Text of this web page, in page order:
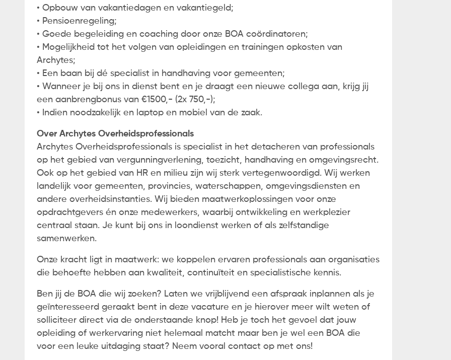
• Opbouw van vakantiedagen en vakantiegeld;
• Pensioenregeling;
• Goede begeleiding en coaching door onze BOA coördinatoren;
• Mogelijkheid tot het volgen van opleidingen en trainingen opkosten van
Archytes;
• Een baan bij dé specialist in handhaving voor gemeenten;
• Wanneer je bij ons in dienst bent en je draagt een nieuwe collega aan, krijg jij
een aanbrengbonus van €1500,- (2x 750,-);
• Indien noodzakelijk en laptop en mobiel van de zaak.
Over Archytes Overheidsprofessionals
Archytes Overheidsprofessionals is specialist in het detacheren van professionals
op het gebied van vergunningverlening, toezicht, handhaving en omgevingsrecht.
Ook op het gebied van HR en milieu zijn wij sterk vertegenwoordigd. Wij werken
landelijk voor gemeenten, provincies, waterschappen, omgevingsdiensten en
andere overheidsinstanties. Wij bieden maatwerkoplossingen voor onze
opdrachtgevers én onze medewerkers, waarbij ontwikkeling en werkplezier
centraal staan. Je kunt bij ons in loondienst werken of als zelfstandige
samenwerken.
Onze kracht ligt in maatwerk: we koppelen ervaren professionals aan organisaties
die behoefte hebben aan kwaliteit, continuïteit en specialistische kennis.
Ben jij de BOA die wij zoeken? Laten we vrijblijvend een afspraak inplannen als je
geïnteresseerd geraakt bent in deze vacature en je hierover meer wilt weten of
solliciteer direct via de onderstaande knop! Heb je toch het gevoel dat jouw
opleiding of werkervaring niet helemaal matcht maar ben je wel een BOA die
voor een leuke uitdaging staat? Neem vooral contact op met ons!